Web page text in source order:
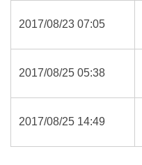
2017/08/23 07:05
2017/08/25 05:38
2017/08/25 14:49